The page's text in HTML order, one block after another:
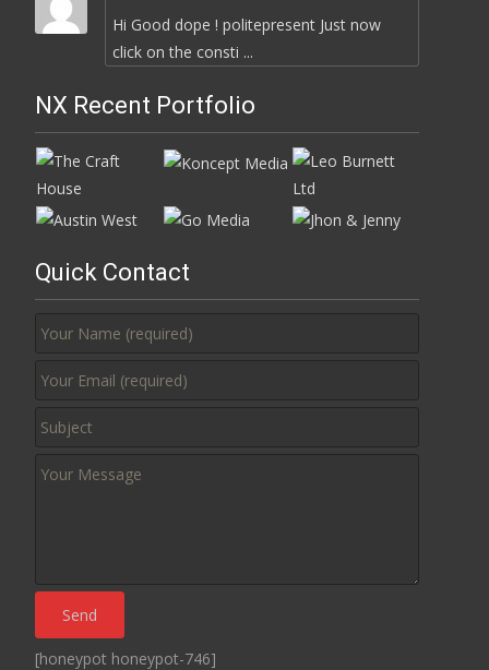
Hi Good dope ! politepresent Just now
click on the consti ...
NX Recent Portfolio
Quick Contact
[honeypot honeypot-746]